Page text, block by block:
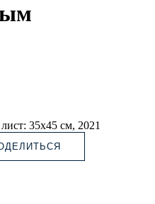
35х45 см, 2021